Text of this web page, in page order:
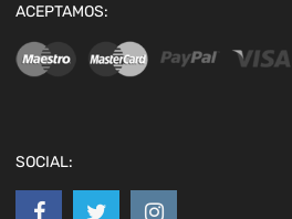
ACEPTAMOS:
SOCIAL: